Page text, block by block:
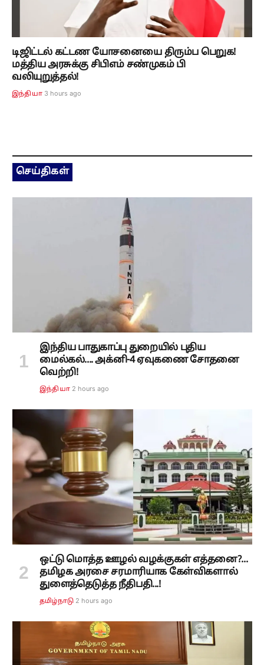
டிஜிட்டல் கட்டண யோசனையை திரும்ப பெறுக!
மத்திய அரசுக்கு சிபிஎம் சண்முகம் பி
வலியுறுத்தல்!
இந்தியா 3 hours ago
செய்திகள்
இந்திய பாதுகாப்பு துறையில் புதிய
மைல்கல்.... அக்னி-4 ஏவுகணை சோதனை
வெற்றி!
இந்தியா 2 hours ago
ஒட்டு மொத்த ஊழல் வழக்குகள் எத்தனை?...
தமிழக அரசை சரமாரியாக கேள்விகளால்
துளைத்தெடுத்த நீதிபதி...!
தமிழ்நாடு 2 hours ago